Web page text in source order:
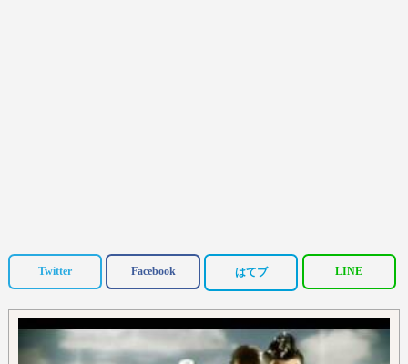
Twitter Facebook はてブ LINE